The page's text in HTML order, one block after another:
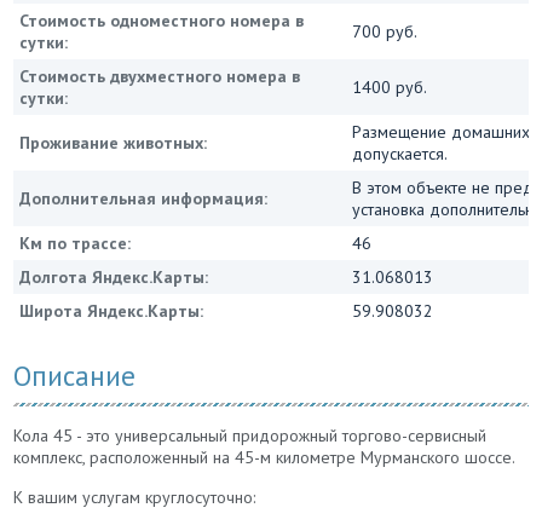
Стоимость одноместного номера в
сутки:
700 руб.
Стоимость двухместного номера в
сутки:
1400 руб.
Проживание животных:
Размещение домашних
допускается.
Дополнительная информация:
В этом объекте не
установка
Км по трассе:
46
Долгота Яндекс.Карты:
31.068013
Широта Яндекс.Карты:
59.908032
Описание
Кола 45 - это универсальный придорожный торгово-сервисный
комплекс, расположенный на 45-м километре Мурманского шоссе.
К вашим услугам круглосуточно: